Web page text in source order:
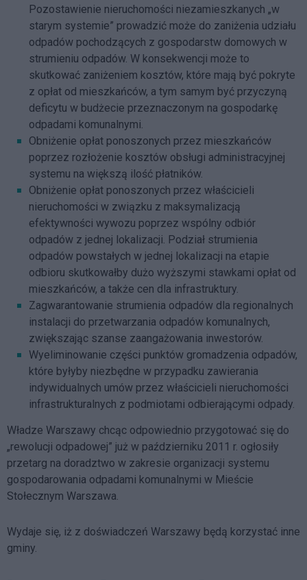
Pozostawienie nieruchomości niezamieszkanych „w
starym systemie” prowadzić może do zaniżenia udziału
odpadów pochodzących z gospodarstw domowych w
strumieniu odpadów. W konsekwencji może to
skutkować zaniżeniem kosztów, które mają być pokryte
z opłat od mieszkańców, a tym samym być przyczyną
deficytu w budżecie przeznaczonym na gospodarkę
odpadami komunalnymi.
Obniżenie opłat ponoszonych przez mieszkańców
poprzez rozłożenie kosztów obsługi administracyjnej
systemu na większą ilość płatników.
Obniżenie opłat ponoszonych przez właścicieli
nieruchomości w związku z maksymalizacją
efektywności wywozu poprzez wspólny odbiór
odpadów z jednej lokalizacji. Podział strumienia
odpadów powstałych w jednej lokalizacji na etapie
odbioru skutkowałby dużo wyższymi stawkami opłat od
mieszkańców, a także cen dla infrastruktury.
Zagwarantowanie strumienia odpadów dla regionalnych
instalacji do przetwarzania odpadów komunalnych,
zwiększając szanse zaangażowania inwestorów.
Wyeliminowanie części punktów gromadzenia odpadów,
które byłyby niezbędne w przypadku zawierania
indywidualnych umów przez właścicieli nieruchomości
infrastrukturalnych z podmiotami odbierającymi odpady.
Władze Warszawy chcąc odpowiednio przygotować się do
„rewolucji odpadowej” już w październiku 2011 r. ogłosiły
przetarg na doradztwo w zakresie organizacji systemu
gospodarowania odpadami komunalnymi w Mieście
Stołecznym Warszawa.
Wydaje się, iż z doświadczeń Warszawy będą korzystać inne
gminy.